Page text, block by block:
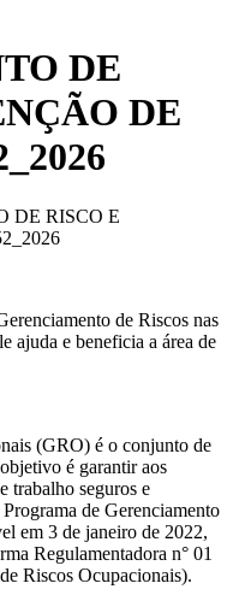
DE
DE
DE RISCO E
de Riscos nas
ajuda e beneficia a área de
(GRO) é o conjunto de
é garantir aos
trabalho seguros e
de Gerenciamento
em 3 de janeiro de 2022,
Regulamentadora n° 01
Riscos Ocupacionais).